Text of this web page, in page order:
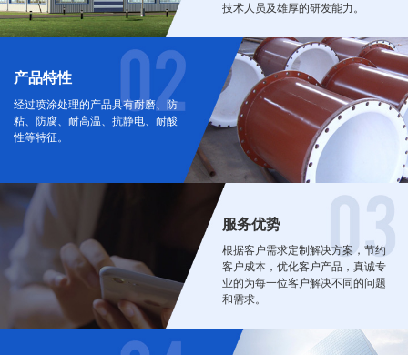
技术人员及雄厚的研发能力。
产品特性
经过喷涂处理的产品具有耐磨、防
粘、防腐、耐高温、抗静电、耐酸
性等特征。
服务优势
根据客户需求定制解决方案，节约
客户成本，优化客户产品，真诚专
业的为每一位客户解决不同的问题
和需求。